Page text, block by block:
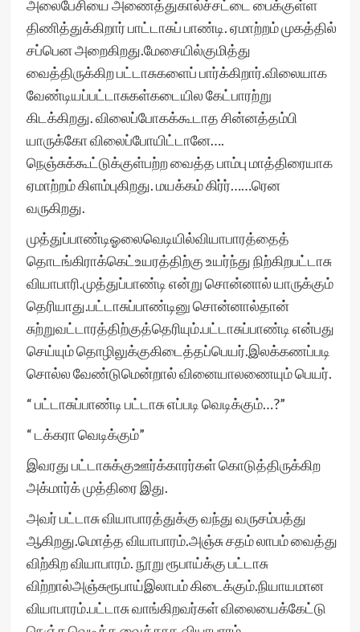
அலைபேசியை அணைத்துகால்ச்சட்டை பைக்குள்ள
திணித்துக்கிறார் பாட்டாசுப் பாண்டி. ஏமாற்றம் முகத்தில்
சப்பென அறைகிறது.மேசையில்குமித்து
வைத்திருக்கிற பட்டாசுகளைப் பார்க்கிறார்.விலையாக
வேண்டியப்பட்டாசுகள்கடையில கேட்பாரற்று
கிடக்கிறது. விலைப்போகக்கூடாத சின்னத்தம்பி
யாருக்கோ விலைப்போயிட்டானே….
நெஞ்சுக்கூட்டுக்குள்பற்ற வைத்த பாம்பு மாத்திரையாக
ஏமாற்றம் கிளம்புகிறது. மயக்கம் கிர்ர்……ரென
வருகிறது.
முத்துப்பாண்டிஓலைவெடியில்வியாபாரத்தைத்
தொடங்கிராக்கெட்உயரத்திற்கு உயர்ந்து நிற்கிறபட்டாசு
வியாபாரி.முத்துப்பாண்டி என்று சொன்னால் யாருக்கும்
தெரியாது.பட்டாசுப்பாண்டினு சொன்னால்தான்
சுற்றுவட்டாரத்திற்குத்தெரியும்.பட்டாசுப்பாண்டி என்பது
செய்யும் தொழிலுக்குகிடைத்தப்பெயர்.இலக்கணப்படி
சொல்ல வேண்டுமென்றால் வினையாலணையும் பெயர்.
“ பட்டாசுப்பாண்டி பட்டாசு எப்படி வெடிக்கும்…?”
“ டக்கரா வெடிக்கும்”
இவரது பட்டாசுக்குஊர்க்காரர்கள் கொடுத்திருக்கிற
அக்மார்க் முத்திரை இது.
அவர் பட்டாசு வியாபாரத்துக்கு வந்து வருசம்பத்து
ஆகிறது.மொத்த வியாபாரம்.அஞ்சு சதம் லாபம் வைத்து
விற்கிற வியாபாரம். நூறு ரூபாய்க்கு பட்டாசு
விற்றால்அஞ்சுரூபாய்இலாபம் கிடைக்கும்.நியாயமான
வியாபாரம்.பட்டாசு வாங்கிறவர்கள் விலையைக்கேட்டு